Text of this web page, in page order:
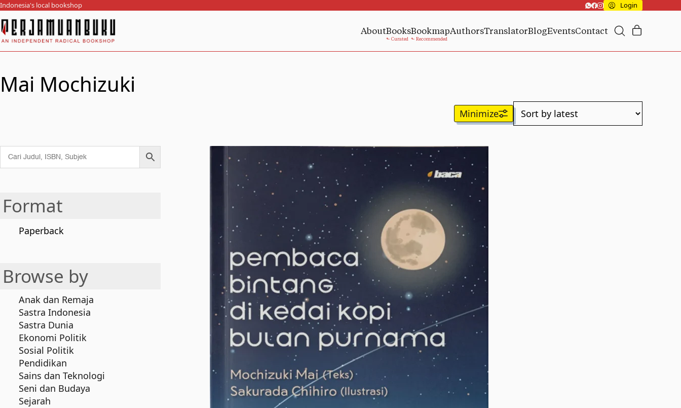
Indonesia's local bookshop Login
AboutBooksBookmapAuthorsTranslatorBlogEventsContact
Mai Mochizuki
Format
Paperback
Browse by
Anak dan Remaja
Sastra Indonesia
Sastra Dunia
Ekonomi Politik
Sosial Politik
Pendidikan
Sains dan Teknologi
Seni dan Budaya
Sejarah